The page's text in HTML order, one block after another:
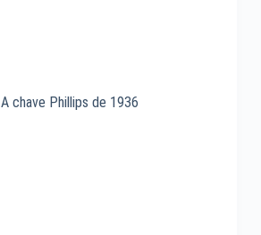
A chave Phillips de 1936